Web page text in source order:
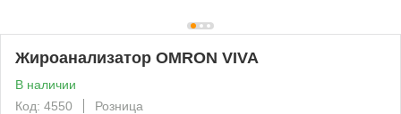
Жироанализатор OMRON VIVA
В наличии
Код: 4550
Розница